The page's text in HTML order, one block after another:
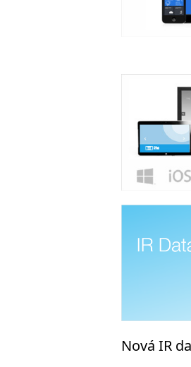
Nová IR